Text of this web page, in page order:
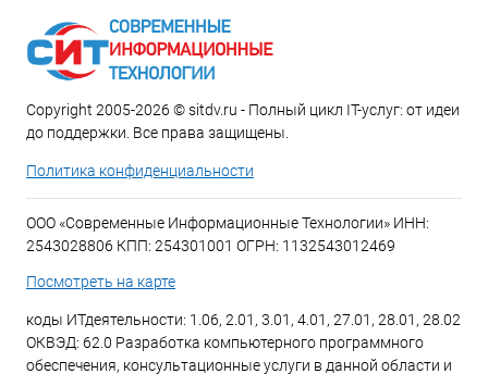
Copyright 2005-2026 © sitdv.ru - Полный цикл IT-услуг: от идеи
до поддержки. Все права защищены.
Политика конфиденциальности
ООО «Современные Информационные Технологии» ИНН:
2543028806 КПП: 254301001 ОГРН: 1132543012469
Посмотреть на карте
коды ИТдеятельности: 1.06, 2.01, 3.01, 4.01, 27.01, 28.01, 28.02
ОКВЭД: 62.0 Разработка компьютерного программного
обеспечения, консультационные услуги в данной области и